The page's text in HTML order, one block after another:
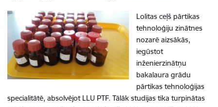
Lolitas ceļš pārtikas
tehnoloģiju zinātnes
nozarē aizsākās,
iegūstot
inženierzinātņu
bakalaura grādu
pārtikas tehnoloģijas
specialitātē, absolvējot LLU PTF. Tālāk studijas tika turpinātas